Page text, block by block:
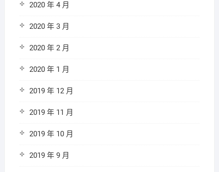
2020 年 4 月
2020 年 3 月
2020 年 2 月
2020 年 1 月
2019 年 12 月
2019 年 11 月
2019 年 10 月
2019 年 9 月